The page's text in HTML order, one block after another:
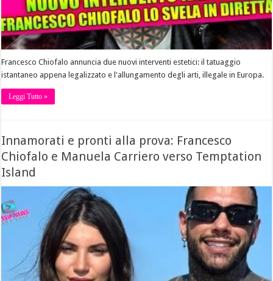
Francesco Chiofalo annuncia due nuovi interventi estetici: il tatuaggio
istantaneo appena legalizzato e l'allungamento degli arti, illegale in Europa.
Leggi Tutto »
Innamorati e pronti alla prova: Francesco
Chiofalo e Manuela Carriero verso Temptation
Island